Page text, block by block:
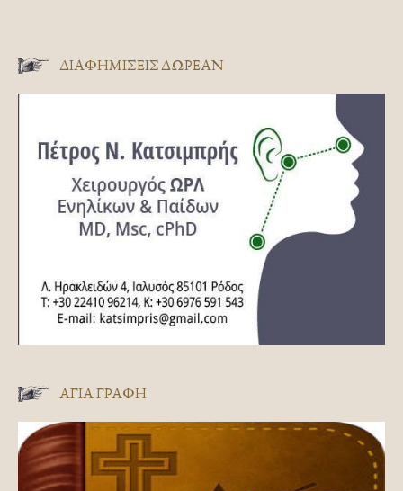
ΔΙΑΦΗΜΊΣΕΙΣ ΔΩΡΕΆΝ
ΑΓΊΑ ΓΡΑΦΉ